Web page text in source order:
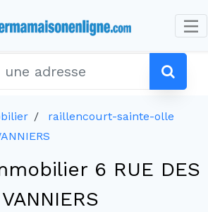
raillencourt-sainte-olle
6 RUE DES
VANNIERS